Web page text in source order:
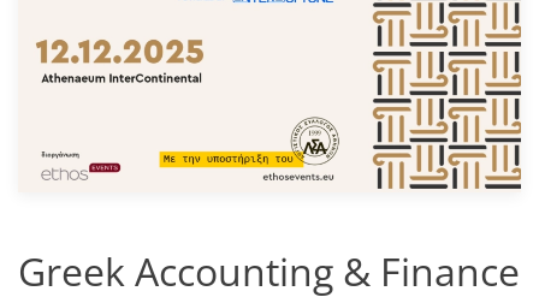
Greek Accounting & Finance